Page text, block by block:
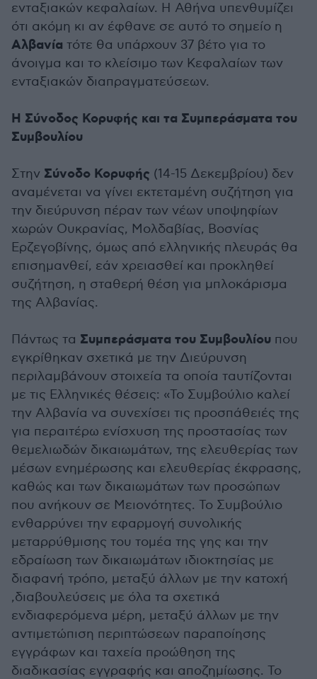
ενταξιακών κεφαλαίων. Η Αθήνα υπενθυμίζει
ότι ακόμη κι αν έφθανε σε αυτό το σημείο η
Αλβανία τότε θα υπάρχουν 37 βέτο για το
άνοιγμα και το κλείσιμο των Κεφαλαίων των
ενταξιακών διαπραγματεύσεων.
Η Σύνοδος Κορυφής και τα Συμπεράσματα του
Συμβουλίου
Στην Σύνοδο Κορυφής (14-15 Δεκεμβρίου) δεν
αναμένεται να γίνει εκτεταμένη συζήτηση για
την διεύρυνση πέραν των νέων υποψηφίων
χωρών Ουκρανίας, Μολδαβίας, Βοσνίας
Ερζεγοβίνης, όμως από ελληνικής πλευράς θα
επισημανθεί, εάν χρειασθεί και προκληθεί
συζήτηση, η σταθερή θέση για μπλοκάρισμα
της Αλβανίας.
Πάντως τα Συμπεράσματα του Συμβουλίου που
εγκρίθηκαν σχετικά με την Διεύρυνση
περιλαμβάνουν στοιχεία τα οποία ταυτίζονται
με τις Ελληνικές θέσεις: «Το Συμβούλιο καλεί
την Αλβανία να συνεχίσει τις προσπάθειές της
για περαιτέρω ενίσχυση της προστασίας των
θεμελιωδών δικαιωμάτων, της ελευθερίας των
μέσων ενημέρωσης και ελευθερίας έκφρασης,
καθώς και των δικαιωμάτων των προσώπων
που ανήκουν σε Μειονότητες. Το Συμβούλιο
ενθαρρύνει την εφαρμογή συνολικής
μεταρρύθμισης του τομέα της γης και την
εδραίωση των δικαιωμάτων ιδιοκτησίας με
διαφανή τρόπο, μεταξύ άλλων με την κατοχή
,διαβουλεύσεις με όλα τα σχετικά
ενδιαφερόμενα μέρη, μεταξύ άλλων με την
αντιμετώπιση περιπτώσεων παραποίησης
εγγράφων και ταχεία προώθηση της
διαδικασίας εγγραφής και αποζημίωσης. Το